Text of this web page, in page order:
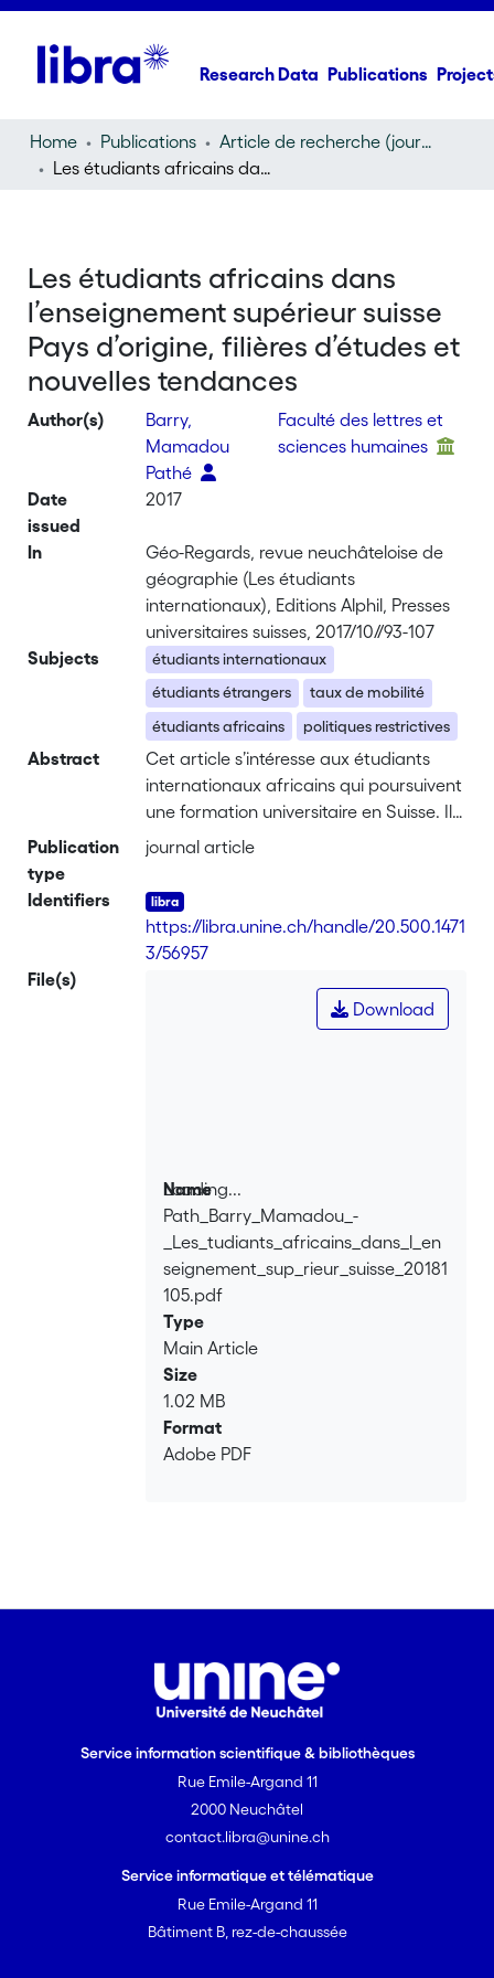
Research Data Publications
Home Publications
Article de recherche (journal article)
Les étudiants africains dans l’enseignement supérieur suisse Pays d’origine, filières d’études et nouvelles tendances
Les étudiants africains dans
l’enseignement supérieur suisse
Pays d’origine, filières d’études et
nouvelles tendances
Author(s)
Barry,
Mamadou
Pathé
Faculté des lettres et
sciences humaines
Date
issued
2017
In
Géo-Regards, revue neuchâteloise de
géographie (Les étudiants
internationaux), Editions Alphil, Presses
universitaires suisses, 2017/10//93-107
Subjects
étudiants internationaux
étudiants étrangers
taux de mobilité
étudiants africains
politiques restrictives
Abstract
Cet article s’intéresse aux étudiants
internationaux africains qui poursuivent
une formation universitaire en Suisse. Il
présente l’évolution du nombre
ces dernières années, les nationalités les
plus représentées, les domaines
d’études privilégiés par ces étudiants
accueillent le plus grand nombre
d’étudiants africains. La répartition du
Publication
type
journal article
Identifiers
https://libra.unine.ch/handle/20.500.1471
3/56957
File(s)
Loading...
Loading...
Download
Name
Path_Barry_Mamadou_-
_Les_tudiants_africains_dans_l_en
seignement_sup_rieur_suisse_20181
105.pdf
Type
Main Article
Size
1.02 MB
Format
Adobe PDF
Service information scientifique & bibliothèques
Rue Emile-Argand 11
2000 Neuchâtel
contact.libra@unine.ch
Service informatique et télématique
Rue Emile-Argand 11
Bâtiment B, rez-de-chaussée